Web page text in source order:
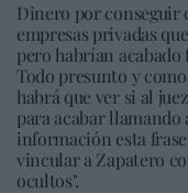
Dinero por conseguir
empresas privadas
pero habrían
Todo presunto y
habrá que ver si al
para acabar llamando
información esta
vincular a Zapatero
ocultos".